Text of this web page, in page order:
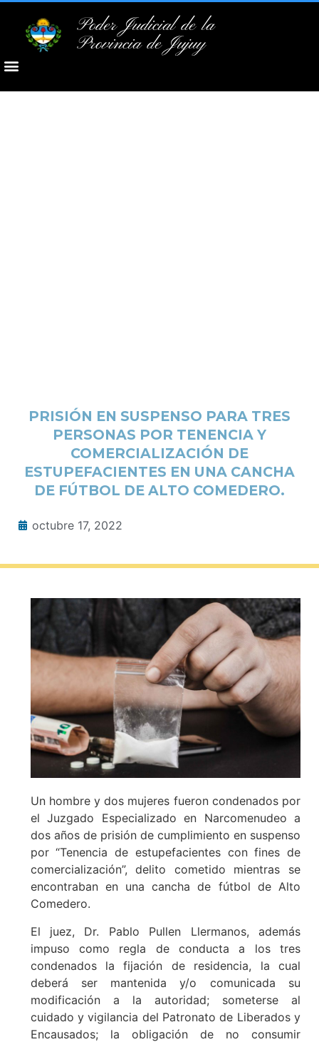
Poder Judicial de la
Provincia de Jujuy
PRISIÓN EN SUSPENSO PARA TRES
PERSONAS POR TENENCIA Y
COMERCIALIZACIÓN DE
ESTUPEFACIENTES EN UNA CANCHA
DE FÚTBOL DE ALTO COMEDERO.
octubre 17, 2022
Un hombre y dos mujeres fueron condenados por
el Juzgado Especializado en Narcomenudeo a
dos años de prisión de cumplimiento en suspenso
por “Tenencia de estupefacientes con fines de
comercialización”, delito cometido mientras se
encontraban en una cancha de fútbol de Alto
Comedero.
El juez, Dr. Pablo Pullen Llermanos, además
impuso como regla de conducta a los tres
condenados la fijación de residencia, la cual
deberá ser mantenida y/o comunicada su
modificación a la autoridad; someterse al
cuidado y vigilancia del Patronato de Liberados y
Encausados; la obligación de no consumir